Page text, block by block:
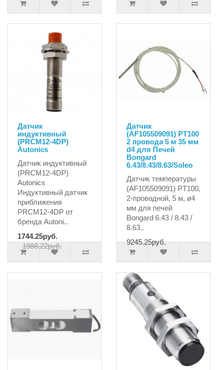
Датчик
индуктивный
(PRCM12-4DP)
Autonics
Датчик индуктивный
(PRCM12-4DP)
Autonics
Индуктивный датчик
приближения
PRCM12-4DP от
бренда Autoni..
1744.25руб.
1988.22руб.
Датчик
(AF105509091) PT100
2 провода 5 м 35 мм
d4 для Печей
Bongard
6.43/8.43/8.63/Soleo
Датчик температуры
(AF105509091) PT100,
2-проводной, 5 м, ø4
мм для печей
Bongard 6.43 / 8.43 /
8.63..
9245.25руб.